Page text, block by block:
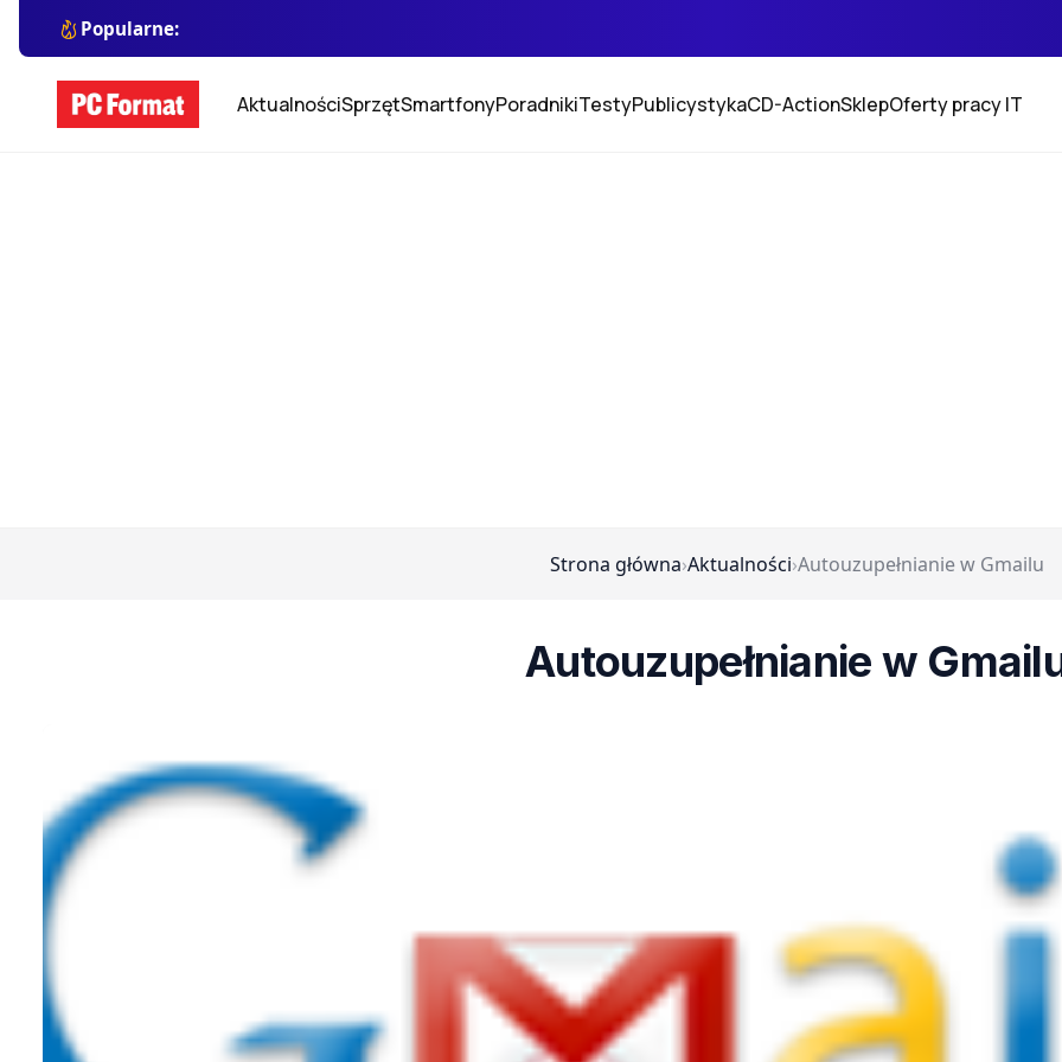
Popularne:
AktualnościSprzętSmartfonyPoradnikiTestyPublicystykaCD-ActionSklepOferty pracy IT
Strona główna›Aktualności›Autouzupełnianie w Gmailu
Autouzupełnianie w